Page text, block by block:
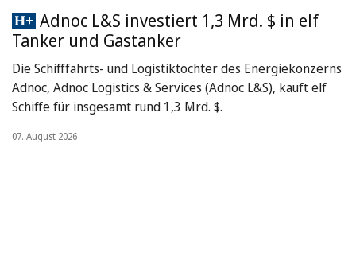
Adnoc L&S investiert 1,3 Mrd. $ in elf
Tanker und Gastanker
Die Schifffahrts- und Logistiktochter des Energiekonzerns
Adnoc, Adnoc Logistics & Services (Adnoc L&S), kauft elf
Schiffe für insgesamt rund 1,3 Mrd. $.
07. August 2026